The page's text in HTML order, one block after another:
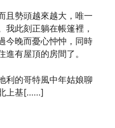
且勢頭越來越大，唯一
我此刻正躺在帳篷裡，
今晚而憂心忡忡，同時
進有屋頂的房間了。
利的哥特風中年姑娘聊
上基[……]